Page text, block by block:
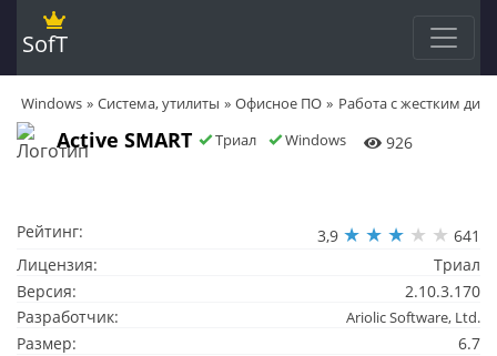
SofT
Windows Система, утилиты Офисное ПО Работа с жестким
Active SMART Триал Windows 926
Рейтинг: 3,9
641
Лицензия:
Триал
Версия:
2.10.3.170
Разработчик:
Ariolic Software, Ltd.
Размер:
6.7